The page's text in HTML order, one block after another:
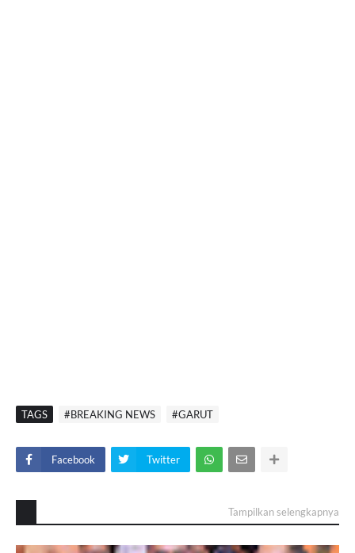
TAGS #BREAKING NEWS #GARUT
Facebook Twitter
Tampilkan selengkapnya